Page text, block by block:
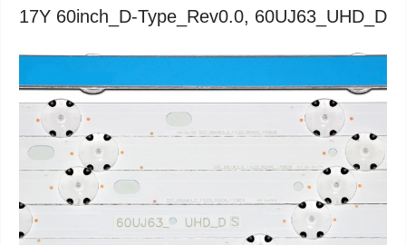
17Y 60inch_D-Type_Rev0.0, 60UJ63_UHD_D